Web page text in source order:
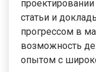
статьи и
прогрессом в
возможность
опытом с